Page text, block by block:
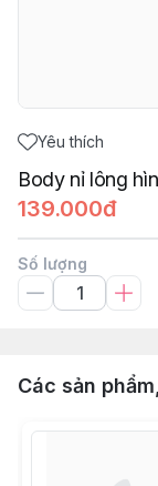
Yêu thích
Body nỉ lông
139.000đ
Số lượng
Các sản